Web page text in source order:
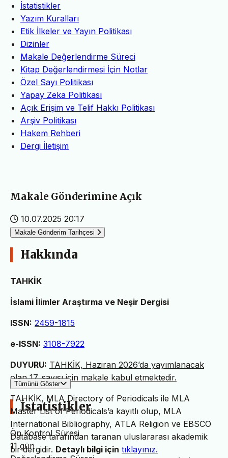
İstatistikler
Yazım Kuralları
Etik İlkeler ve Yayın Politikası
Dizinler
Makale Değerlendirme Süreci
Kitap Değerlendirmesi İçin Notlar
Özel Sayı Politikası
Yapay Zeka Politikası
Açık Erişim ve Telif Hakkı Politikası
Arşiv Politikası
Hakem Rehberi
Dergi İletişim
Makale Gönderimine Açık
10.07.2025 20:17
Makale Gönderim Tarihçesi
Hakkında
TAHKİK
İslami İlimler Araştırma ve Neşir Dergisi
ISSN: 2459-1815
e-ISSN: 3108-7922
DUYURU: TAHKİK, Haziran 2026’da yayımlanacak
olan 17. sayısı için makale kabul etmektedir.
TAHKİK, MLA Directory of Periodicals ile MLA
Master List of Periodicals’a kayıtlı olup, MLA
International Bibliography, ATLA Religion ve EBSCO
Database tarafından taranan uluslararası akademik
bir dergidir. Detaylı bilgi için tıklayınız.
Tümünü Göster
İstatistikler
Ön Kontrol Süresi
11 gün